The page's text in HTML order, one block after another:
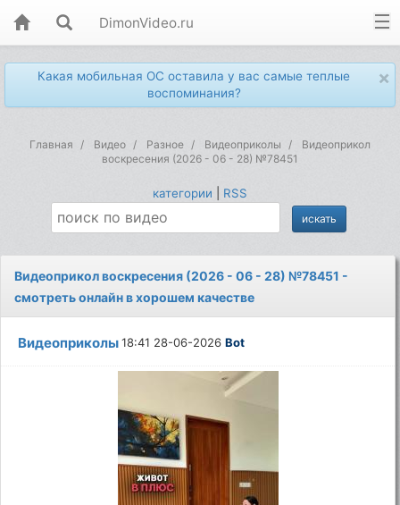
DimonVideo.ru
×
Какая мобильная ОС оставила у вас самые теплые
воспоминания?
Главная Видео Разное Видеоприколы
Видеоприкол
воскресения (2026 - 06 - 28) №78451
категории RSS
Видеоприкол воскресения (2026 - 06 - 28) №78451 -
смотреть онлайн в хорошем качестве
Видеоприколы18:41 28-06-2026Bot